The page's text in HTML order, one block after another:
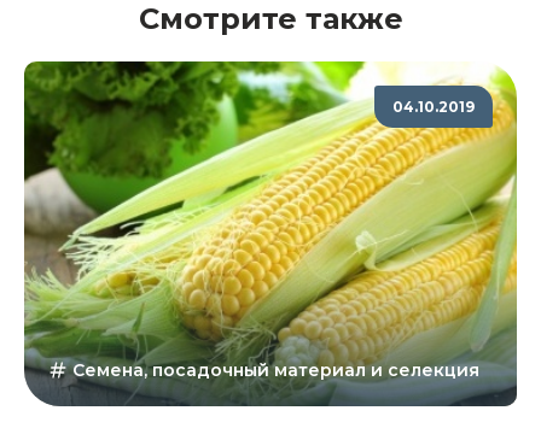
Смотрите также
04.10.2019
Семена, посадочный материал и селекция